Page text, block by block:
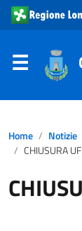
Home Notizie
CHIUSURA